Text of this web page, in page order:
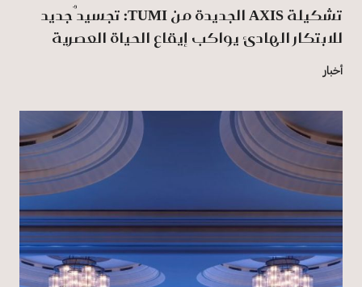
تشكيلة AXIS الجديدة من TUMI: تجسيدٌ جديد
للابتكار الهادئ يواكب إيقاع الحياة العصرية
أخبار